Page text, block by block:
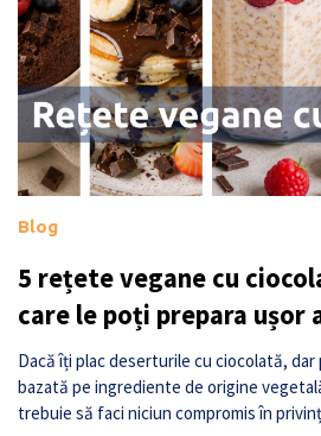
Blog
5 rețete vegane cu
care le poți prepara ușor
Dacă îți plac deserturile cu ciocolată,
bazată pe ingrediente de origine
trebuie să faci niciun compromis în